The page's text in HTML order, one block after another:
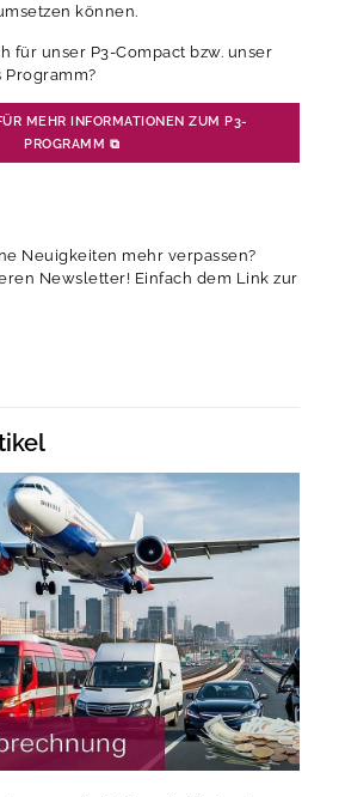
können.
für unser P3-Compact bzw. unser
Programm?
MEHR INFORMATIONEN ZUM P3-
PROGRAMM ⧉
Neuigkeiten mehr verpassen?
Newsletter! Einfach dem Link zur